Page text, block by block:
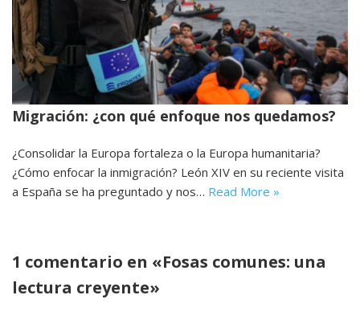
Migración: ¿con qué enfoque nos quedamos?
¿Consolidar la Europa fortaleza o la Europa humanitaria?
¿Cómo enfocar la inmigración? León XIV en su reciente visita
a España se ha preguntado y nos… Read More »
1 comentario en «Fosas comunes: una
lectura creyente»